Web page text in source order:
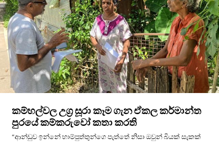
කම්හල්වල උග්‍ර සූරා කෑම ගැන ඒකල කර්මාන්ත
පුරයේ කම්කරුවෝ කතා කරති
“ආන්ඩුව ඉන්නේ හාම්පුත්තුන්ගෙ පැත්තේ නිසා ඔවුන් බියක් සැකක්